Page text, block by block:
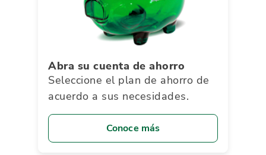
Abra su cuenta de ahorro
Seleccione el plan de ahorro de
acuerdo a sus necesidades.
Conoce más